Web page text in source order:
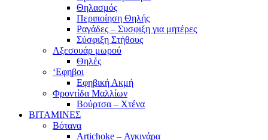
Θηλασμός
Περιποίηση Θηλής
Ραγάδες – Συσφιξη για μητέρες
Σύσφιξη Στήθους
Αξεσουάρ μωρού
Θηλές
‘Εφηβοι
Εφηβική Ακμή
Φροντίδα Μαλλίων
Βούρτσα – Χτένα
ΒΙΤΑΜΙΝΕΣ
Βότανα
Artichoke – Αγκινάρα